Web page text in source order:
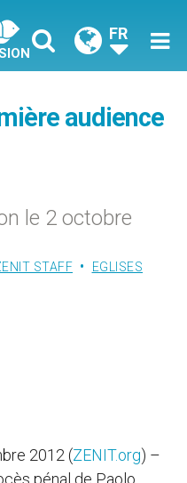
FR
audience
le 2 octobre
STAFF
EGLISES
2012 (ZENIT.org) –
pénal de Paolo